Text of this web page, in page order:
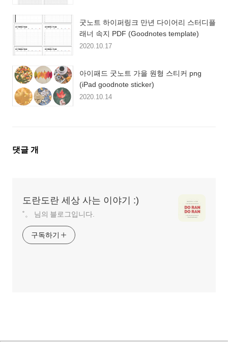
굿노트 하이퍼링크 만년 다이어리 스터디플
래너 속지 PDF (Goodnotes template)
2020.10.17
아이패드 굿노트 가을 원형 스티커 png
(iPad goodnote sticker)
2020.10.14
댓
댓글 개
도란도란 세상 사는 이야기 :)
˚。 님의 블로그입니다.
구독하기